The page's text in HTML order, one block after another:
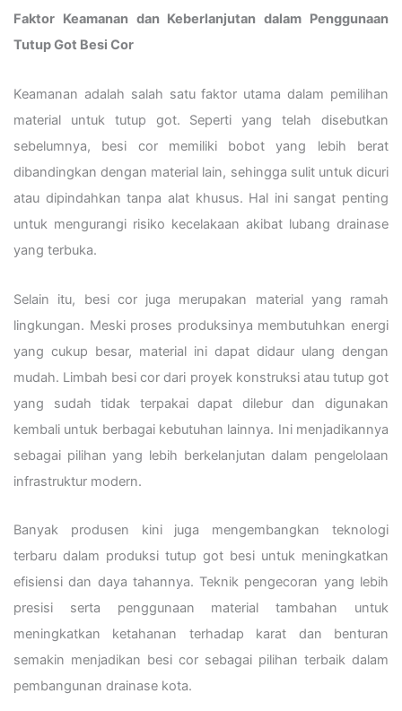
Faktor Keamanan dan Keberlanjutan dalam Penggunaan
Tutup Got Besi Cor
Keamanan adalah salah satu faktor utama dalam pemilihan
material untuk tutup got. Seperti yang telah disebutkan
sebelumnya, besi cor memiliki bobot yang lebih berat
dibandingkan dengan material lain, sehingga sulit untuk dicuri
atau dipindahkan tanpa alat khusus. Hal ini sangat penting
untuk mengurangi risiko kecelakaan akibat lubang drainase
yang terbuka.
Selain itu, besi cor juga merupakan material yang ramah
lingkungan. Meski proses produksinya membutuhkan energi
yang cukup besar, material ini dapat didaur ulang dengan
mudah. Limbah besi cor dari proyek konstruksi atau tutup got
yang sudah tidak terpakai dapat dilebur dan digunakan
kembali untuk berbagai kebutuhan lainnya. Ini menjadikannya
sebagai pilihan yang lebih berkelanjutan dalam pengelolaan
infrastruktur modern.
Banyak produsen kini juga mengembangkan teknologi
terbaru dalam produksi tutup got besi untuk meningkatkan
efisiensi dan daya tahannya. Teknik pengecoran yang lebih
presisi serta penggunaan material tambahan untuk
meningkatkan ketahanan terhadap karat dan benturan
semakin menjadikan besi cor sebagai pilihan terbaik dalam
pembangunan drainase kota.